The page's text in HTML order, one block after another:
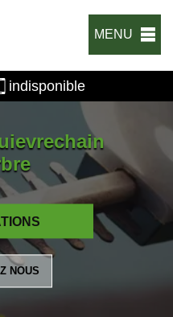
MENU
indisponible
NOUS